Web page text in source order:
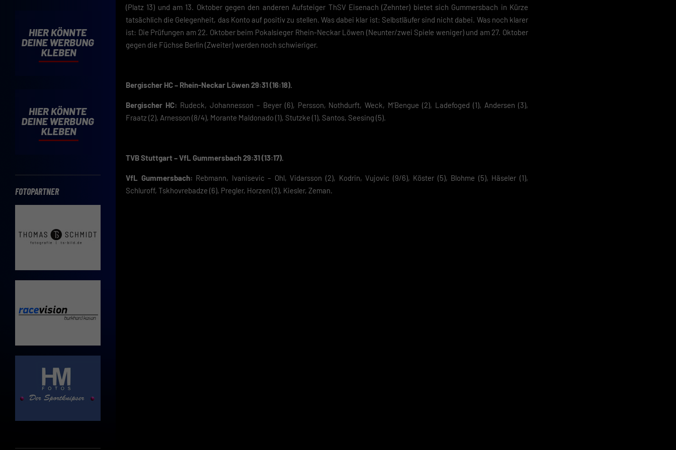
FOTOPARTNER
(Platz 13) und am 13. Oktober gegen den anderen Aufsteiger ThSV Eisenach (Zehnter) bietet sich Gummersbach in Kürze
tatsächlich die Gelegenheit, das Konto auf positiv zu stellen. Was dabei klar ist: Selbstläufer sind nicht dabei. Was noch klarer
ist: Die Prüfungen am 22. Oktober beim Pokalsieger Rhein-Neckar Löwen (Neunter/zwei Spiele weniger) und am 27. Oktober
gegen die Füchse Berlin (Zweiter) werden noch schwieriger.
Bergischer HC – Rhein-Neckar Löwen 29:31 (16:18).
Bergischer HC: Rudeck, Johannesson – Beyer (6), Persson, Nothdurft, Weck, M’Bengue (2), Ladefoged (1), Andersen (3),
Fraatz (2), Arnesson (8/4), Morante Maldonado (1), Stutzke (1), Santos, Seesing (5).
TVB Stuttgart – VfL Gummersbach 29:31 (13:17).
VfL Gummersbach: Rebmann, Ivanisevic – Ohl, Vidarsson (2), Kodrin, Vujovic (9/6), Köster (5), Blohme (5), Häseler (1),
Schluroff, Tskhovrebadze (6), Pregler, Horzen (3), Kiesler, Zeman.
Cookie-Verwendung unser Angebot nicht nutzen kannst.
Wenn du unter 16 Jahre alt bist und deine Zustimmung zu freiwilligen Diensten geben
möchtest, musst du deine Erziehungsberechtigten um Erlaubnis bitten.
Hier finden Sie eine Übersicht über alle verwendeten Cookies. Sie können Ihre
Speichern
Datenschutzeinstellungen
Essenziell (2)